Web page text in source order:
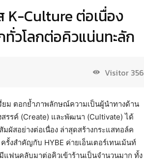
K-Culture ต่อเนื่อง
ทั่วโลกต่อคิวแน่นทะลัก
Visitor 356
ยม ตอกย้ำภาพลักษณ์ความเป็นผู้นำทางด้าน
รรค์ (Create) และพัฒนา (Cultivate) ได้
ผัสอย่างต่อเนื่อง ล่าสุดสร้างกระแสทอล์ค
งสำคัญกับ HYBE ค่ายเอ็นเตอร์เทนเม้นท์
แฟนคลับมาต่อคิวเข้าร้านเป็นจำนวนมาก ทั้ง